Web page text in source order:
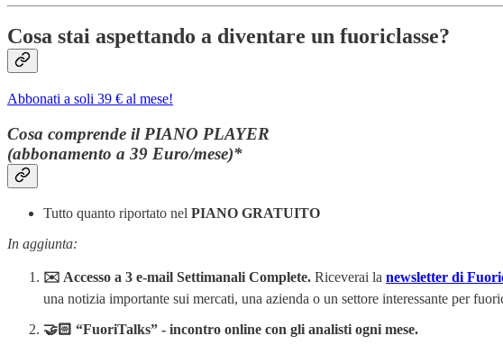
Cosa stai aspettando a diventare un fuoriclasse?
Abbonati a soli 39 € al mese!
Cosa comprende il PIANO PLAYER
(abbonamento a 39 Euro/mese)*
Tutto quanto riportato nel PIANO GRATUITO
In aggiunta:
✉️ Accesso a 3 e-mail Settimanali Complete. Riceverai la newsletter di
una notizia importante sui mercati, una azienda o un settore interessante per
🤝🏻 “FuoriTalks” - incontro online con gli analisti ogni mese.